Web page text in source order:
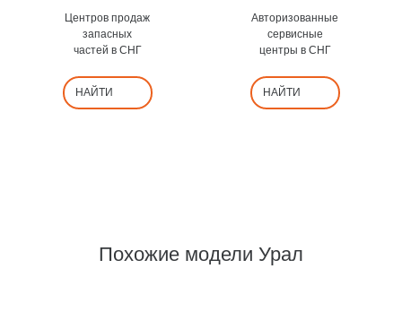
Центров продаж
запасных
частей в СНГ
НАЙТИ
Авторизованные
сервисные
центры в СНГ
НАЙТИ
Похожие модели Урал